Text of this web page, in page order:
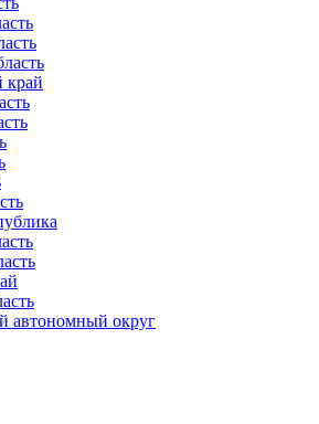
край
автономный округ